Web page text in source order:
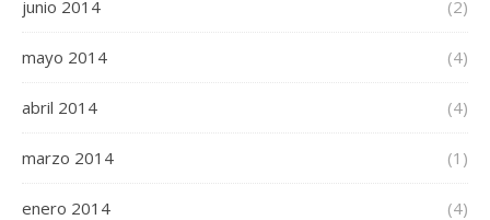
junio 2014 (2)
mayo 2014 (4)
abril 2014 (4)
marzo 2014 (1)
enero 2014 (4)